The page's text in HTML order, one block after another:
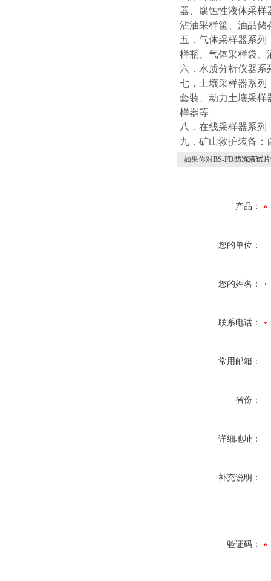
器、腐蚀性液体采样
沾油采样筐、油品储
五．气体采样器系列
样瓶、气体采样袋、
六．水质分析仪器系
七．土壤采样器系列
套装、动力土壤采样
样器等
八．在线采样器系
九．矿山救护装备：
如果你对BS-FD防冻液试
产品：
您的单位：
您的姓名：
联系电话：
常用邮箱：
省份：
详细地址：
补充说明：
验证码：